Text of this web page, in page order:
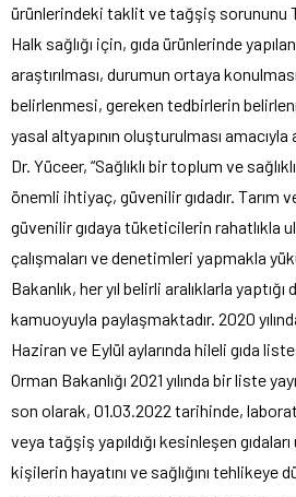
ürünlerindeki taklit ve tağşiş sorununu
Halk sağlığı için, gıda ürünlerinde
araştırılması, durumun ortaya
belirlenmesi, gereken tedbirlerin
yasal altyapının oluşturulması
Dr. Yüceer, “Sağlıklı bir toplum ve
önemli ihtiyaç, güvenilir gıdadır. Tarım
güvenilir gıdaya tüketicilerin rahatlıkla
çalışmaları ve denetimleri yapmakla
Bakanlık, her yıl belirli aralıklarla yaptığı
kamuoyuyla paylaşmaktadır. 2020
Haziran ve Eylül aylarında hileli gıda
Orman Bakanlığı 2021 yılında bir liste
son olarak, 01.03.2022 tarihinde,
veya tağşiş yapıldığı kesinleşen
kişilerin hayatını ve sağlığını tehlikeye